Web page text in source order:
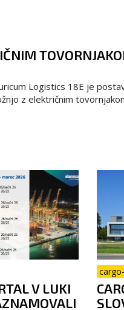
Logistics 18E je
z električnim
V LUKI